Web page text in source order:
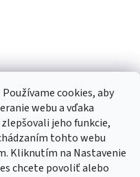
cookies, aby
webu a vďaka
jeho funkcie,
tohto webu
Kliknutím na Nastavenie
chcete povoliť alebo